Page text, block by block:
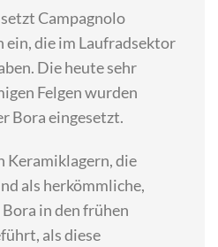
Campagnolo
ein, die im Laufradsektor
Die heute sehr
Felgen wurden
Bora eingesetzt.
Keramiklagern, die
als herkömmliche,
in den frühen
als diese